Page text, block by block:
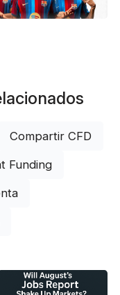
Compartir CFD
Funding